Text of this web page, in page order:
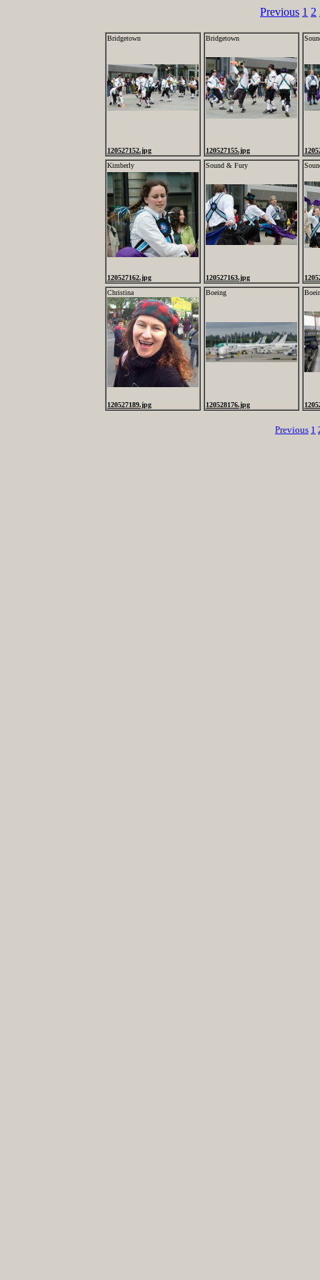
Previous 1 2
Bridgetown
120527152.jpg
Bridgetown
120527155.jpg
Kimberly
120527162.jpg
Sound & Fury
120527163.jpg
Christina
120527189.jpg
Boeing
120528176.jpg
Previous 1